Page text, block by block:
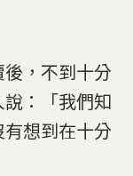
，不到十分
：「我們知
想到在十分